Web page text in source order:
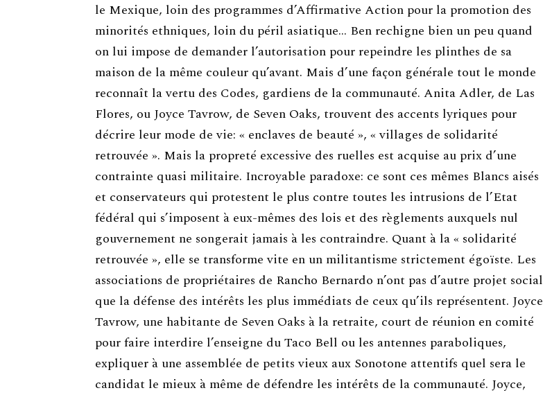
le Mexique, loin des programmes d’Affirmative Action pour la promotion des
minorités ethniques, loin du péril asiatique… Ben rechigne bien un peu quand
on lui impose de demander l’autorisation pour repeindre les plinthes de sa
maison de la même couleur qu’avant. Mais d’une façon générale tout le monde
reconnaît la vertu des Codes, gardiens de la communauté. Anita Adler, de Las
Flores, ou Joyce Tavrow, de Seven Oaks, trouvent des accents lyriques pour
décrire leur mode de vie: « enclaves de beauté », « villages de solidarité
retrouvée ». Mais la propreté excessive des ruelles est acquise au prix d’une
contrainte quasi militaire. Incroyable paradoxe: ce sont ces mêmes Blancs aisés
et conservateurs qui protestent le plus contre toutes les intrusions de l’Etat
fédéral qui s’imposent à eux-mêmes des lois et des règlements auxquels nul
gouvernement ne songerait jamais à les contraindre. Quant à la « solidarité
retrouvée », elle se transforme vite en un militantisme strictement égoïste. Les
associations de propriétaires de Rancho Bernardo n’ont pas d’autre projet social
que la défense des intérêts les plus immédiats de ceux qu’ils représentent. Joyce
Tavrow, une habitante de Seven Oaks à la retraite, court de réunion en comité
pour faire interdire l’enseigne du Taco Bell ou les antennes paraboliques,
expliquer à une assemblée de petits vieux aux Sonotone attentifs quel sera le
candidat le mieux à même de défendre les intérêts de la communauté. Joyce,